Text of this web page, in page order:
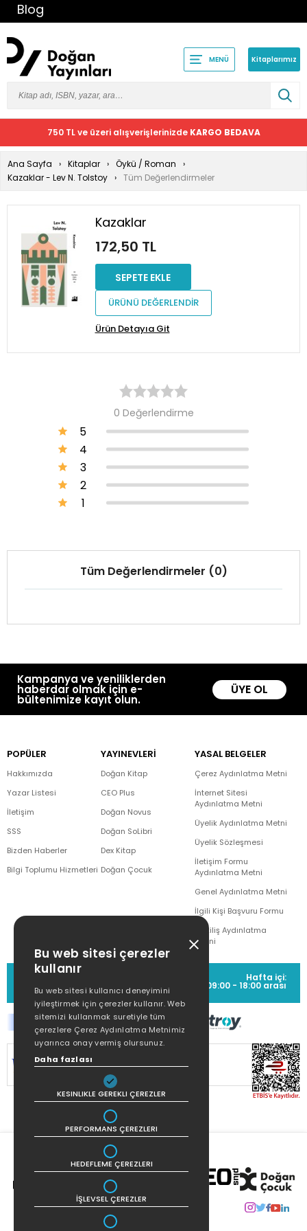
Blog
MENÜ Kitaplarımız
750 TL ve üzeri alışverişlerinizde KARGO BEDAVA
Ana Sayfa Kitaplar
Öykü / Roman
Kazaklar - Lev N. Tolstoy
Tüm Değerlendirmeler
Kazaklar
172,50 TL
SEPETE EKLE
ÜRÜNÜ DEĞERLENDİR
Ürün Detayıa Git
0 Değerlendirme
5
4
3
2
1
Tüm Değerlendirmeler (0)
Kampanya ve yeniliklerden
haberdar olmak için e-
bültenimize kayıt olun.
ÜYE OL
POPÜLER
Hakkımızda
Yazar Listesi
İletişim
SSS
Bizden Haberler
Bilgi Toplumu Hizmetleri
YAYINEVLERİ
Doğan Kitap
CEO Plus
Doğan Novus
Doğan SoLibri
Dex Kitap
Doğan Çocuk
YASAL BELGELER
Çerez Aydınlatma Metni
İnternet Sitesi
Aydınlatma Metni
Üyelik Aydınlatma Metni
Üyelik Sözleşmesi
İletişim Formu
Aydınlatma Metni
Genel Aydınlatma Metni
İlgili Kişi Başvuru Formu
Çekiliş Aydınlatma
Metni
MÜŞTERİ HİZMETLERİ
(0212) 373 77 00
Hafta içi:
09:00 - 18:00 arası
SİTEMİZ
KORUNMAKTADIR.
Bu web sitesi çerezler
kullanır
Bu web sitesi kullanıcı deneyimini
iyileştirmek için çerezler kullanır. Web
sitemizi kullanmak suretiyle tüm
çerezlere Çerez Aydınlatma Metnimiz
uyarınca onay vermiş olursunuz.
Daha fazlası
KESINLIKLE GEREKLI ÇEREZLER
PERFORMANS ÇEREZLERI
HEDEFLEME ÇEREZLERI
İŞLEVSEL ÇEREZLER